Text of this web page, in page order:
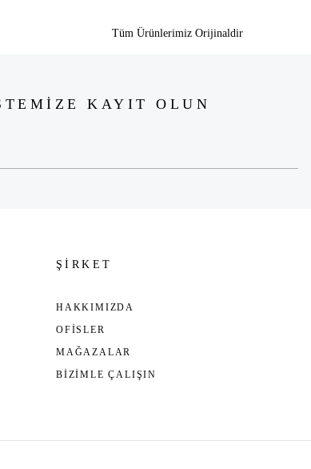
Tüm Ürünlerimiz Orijinaldir
KAYIT OLUN
ŞİRKET
HAKKIMIZDA
OFİSLER
MAĞAZALAR
BİZİMLE ÇALIŞIN